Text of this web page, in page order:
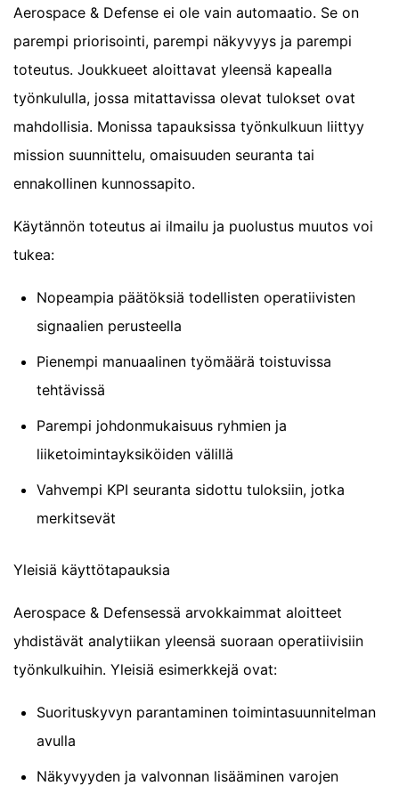
Aerospace & Defense ei ole vain automaatio. Se on
parempi priorisointi, parempi näkyvyys ja parempi
toteutus. Joukkueet aloittavat yleensä kapealla
työnkululla, jossa mitattavissa olevat tulokset ovat
mahdollisia. Monissa tapauksissa työnkulkuun liittyy
mission suunnittelu, omaisuuden seuranta tai
ennakollinen kunnossapito.
Käytännön toteutus ai ilmailu ja puolustus muutos voi
tukea:
Nopeampia päätöksiä todellisten operatiivisten
signaalien perusteella
Pienempi manuaalinen työmäärä toistuvissa
tehtävissä
Parempi johdonmukaisuus ryhmien ja
liiketoimintayksiköiden välillä
Vahvempi KPI seuranta sidottu tuloksiin, jotka
merkitsevät
Yleisiä käyttötapauksia
Aerospace & Defensessä arvokkaimmat aloitteet
yhdistävät analytiikan yleensä suoraan operatiivisiin
työnkulkuihin. Yleisiä esimerkkejä ovat:
Suorituskyvyn parantaminen toimintasuunnitelman
avulla
Näkyvyyden ja valvonnan lisääminen varojen